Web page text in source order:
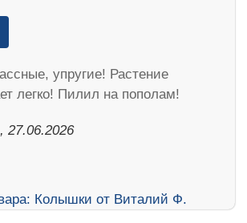
упругие! Растение
легко! Пилил на пополам!